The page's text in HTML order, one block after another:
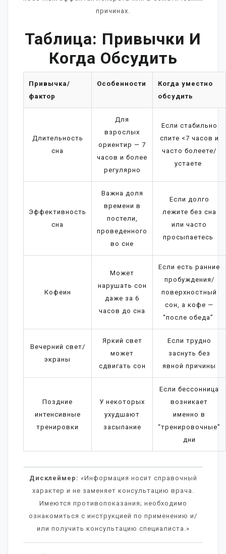
причинах.
Таблица: Привычки И
Когда Обсудить
Привычка/
фактор
Особенности
Когда уместно
обсудить
Длительность
сна
Для
взрослых
ориентир — 7
часов и более
регулярно
Если стабильно
спите <7 часов и
часто болеете/
устаете
Эффективность
сна
Важна доля
времени в
постели,
проведенного
во сне
Если долго
лежите без сна
или часто
просыпаетесь
Кофеин
Может
нарушать сон
даже за 6
часов до сна
Если есть ранние
пробуждения/
поверхностный
сон, а кофе —
“после обеда”
Вечерний свет/
экраны
Яркий свет
может
сдвигать сон
Если трудно
заснуть без
явной причины
Поздние
интенсивные
тренировки
У некоторых
ухудшают
засыпание
Если бессонница
возникает
именно в
“тренировочные”
дни
Дисклеймер: «Информация носит справочный
характер и не заменяет консультацию врача.
Имеются противопоказания; необходимо
ознакомиться с инструкцией по применению и/
или получить консультацию специалиста.»